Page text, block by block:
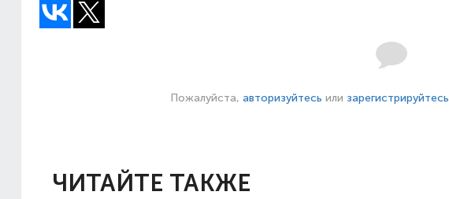
Пожалуйста, авторизуйтесь или зарегистрируйтесь
ЧИТАЙТЕ ТАКЖЕ